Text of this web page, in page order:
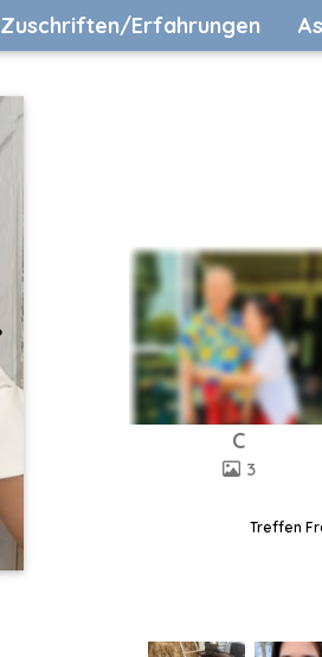
Zuschriften/Erfahrungen
C
3
Treffen